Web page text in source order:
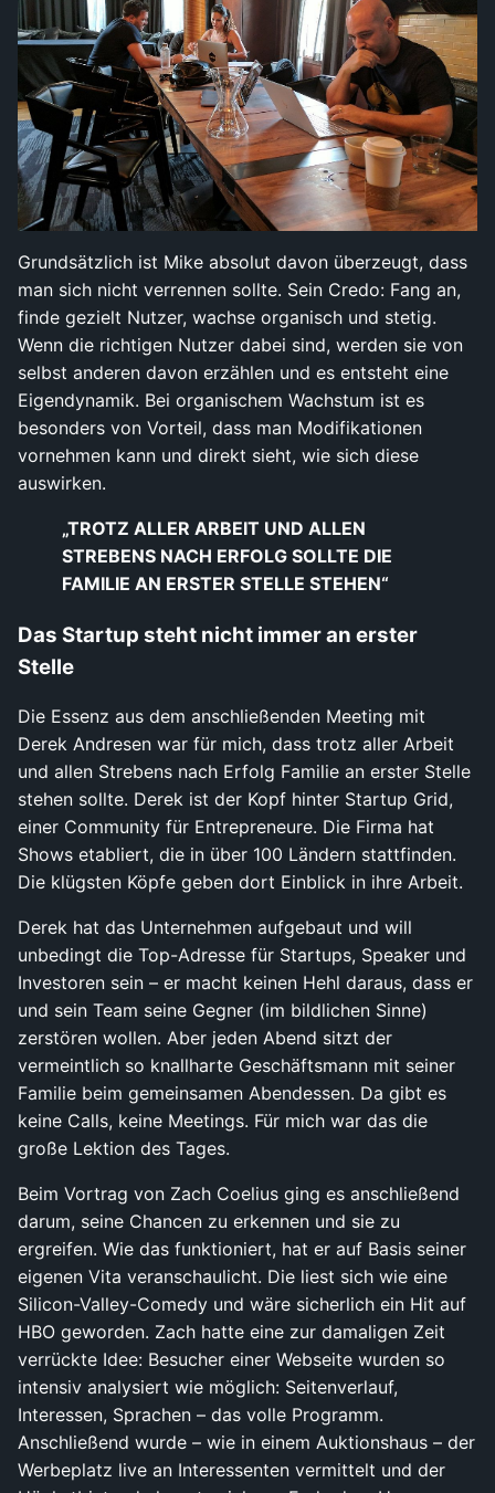
Grundsätzlich ist Mike absolut davon überzeugt, dass
man sich nicht verrennen sollte. Sein Credo: Fang an,
finde gezielt Nutzer, wachse organisch und stetig.
Wenn die richtigen Nutzer dabei sind, werden sie von
selbst anderen davon erzählen und es entsteht eine
Eigendynamik. Bei organischem Wachstum ist es
besonders von Vorteil, dass man Modifikationen
vornehmen kann und direkt sieht, wie sich diese
auswirken.
„TROTZ ALLER ARBEIT UND ALLEN
STREBENS NACH ERFOLG SOLLTE DIE
FAMILIE AN ERSTER STELLE STEHEN“
Das Startup steht nicht immer an erster
Stelle
Die Essenz aus dem anschließenden Meeting mit
Derek Andresen war für mich, dass trotz aller Arbeit
und allen Strebens nach Erfolg Familie an erster Stelle
stehen sollte. Derek ist der Kopf hinter Startup Grid,
einer Community für Entrepreneure. Die Firma hat
Shows etabliert, die in über 100 Ländern stattfinden.
Die klügsten Köpfe geben dort Einblick in ihre Arbeit.
Derek hat das Unternehmen aufgebaut und will
unbedingt die Top-Adresse für Startups, Speaker und
Investoren sein – er macht keinen Hehl daraus, dass er
und sein Team seine Gegner (im bildlichen Sinne)
zerstören wollen. Aber jeden Abend sitzt der
vermeintlich so knallharte Geschäftsmann mit seiner
Familie beim gemeinsamen Abendessen. Da gibt es
keine Calls, keine Meetings. Für mich war das die
große Lektion des Tages.
Beim Vortrag von Zach Coelius ging es anschließend
darum, seine Chancen zu erkennen und sie zu
ergreifen. Wie das funktioniert, hat er auf Basis seiner
eigenen Vita veranschaulicht. Die liest sich wie eine
Silicon-Valley-Comedy und wäre sicherlich ein Hit auf
HBO geworden. Zach hatte eine zur damaligen Zeit
verrückte Idee: Besucher einer Webseite wurden so
intensiv analysiert wie möglich: Seitenverlauf,
Interessen, Sprachen – das volle Programm.
Anschließend wurde – wie in einem Auktionshaus – der
Werbeplatz live an Interessenten vermittelt und der